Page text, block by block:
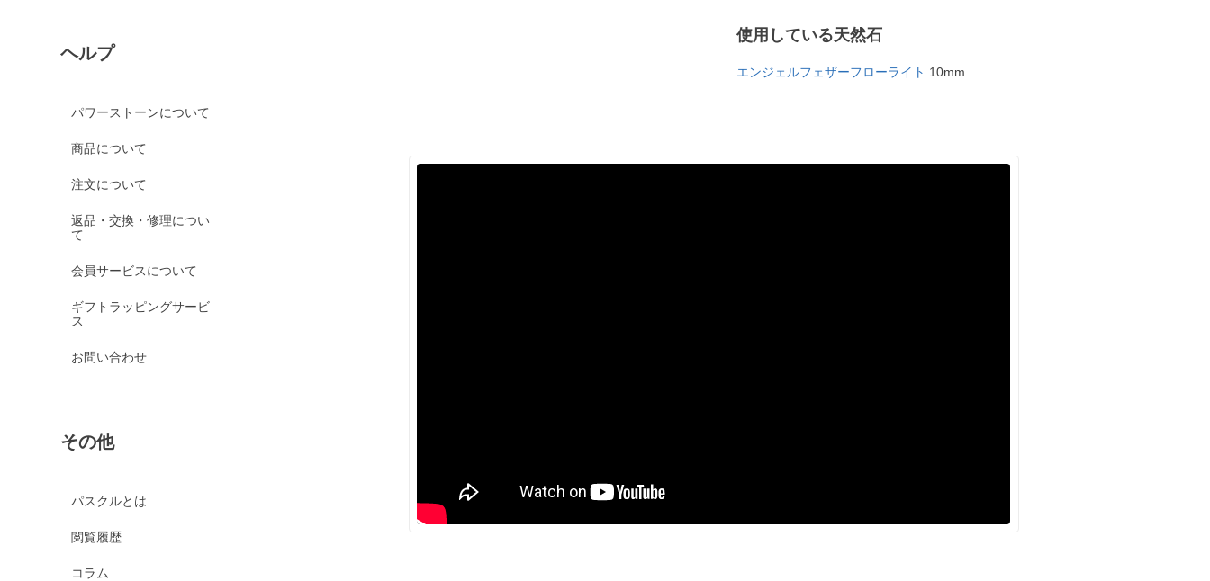
ヘルプ
パワーストーンについて
商品について
注文について
返品・交換・修理につい
て
会員サービスについて
ギフトラッピングサービ
ス
お問い合わせ
その他
パスクルとは
閲覧履歴
コラム
使用している天然石
エンジェルフェザーフローライト 10mm